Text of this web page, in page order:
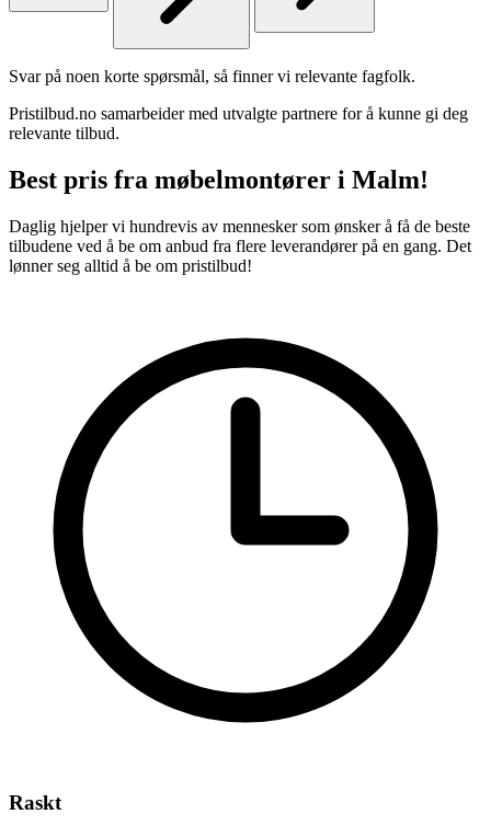
Svar på noen korte spørsmål, så finner vi relevante fagfolk.
Pristilbud.no samarbeider med utvalgte partnere for å kunne gi deg
relevante tilbud.
Best pris fra møbelmontører i Malm!
Daglig hjelper vi hundrevis av mennesker som ønsker å få de beste
tilbudene ved å be om anbud fra flere leverandører på en gang. Det
lønner seg alltid å be om pristilbud!
Raskt